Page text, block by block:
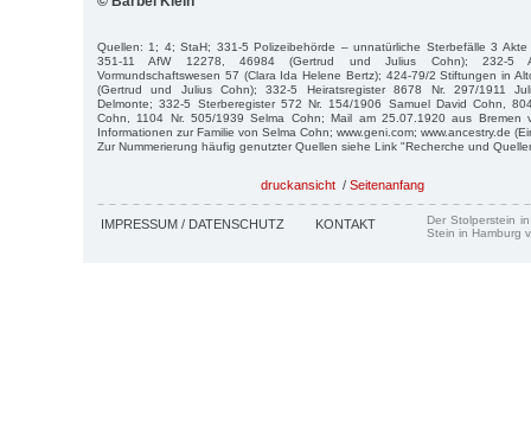
Quellen: 1; 4; StaH; 331-5 Polizeibehörde – unnatürliche Sterbefälle 3
351-11 AfW 12278, 46984 (Gertrud und Julius Cohn); 232-5
Vormundschaftswesen 57 (Clara Ida Helene Bertz); 424-79/2 Stiftungen in
(Gertrud und Julius Cohn); 332-5 Heiratsregister 8678 Nr. 297/1911
Delmonte; 332-5 Sterberegister 572 Nr. 154/1906 Samuel David Cohn,
Cohn, 1104 Nr. 505/1939 Selma Cohn; Mail am 25.07.1920 aus Bremen
Informationen zur Familie von Selma Cohn; www.geni.com; www.ancestry.de
Zur Nummerierung häufig genutzter Quellen siehe Link "Recherche und
druckansicht / Seitenanfang
IMPRESSUM / DATENSCHUTZ KONTAKT
Der Stolperstein
Stein in Hamburg